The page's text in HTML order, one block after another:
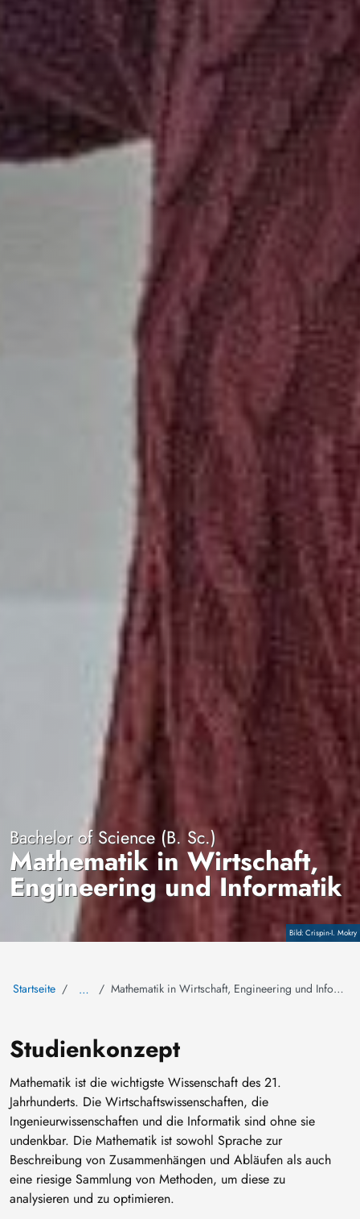
Copyright
Crispin-I. Mokry
Bachelor of Science (B. Sc.)
Mathematik in Wirtschaft,
Engineering und Informatik
Startseite … Mathematik in Wirtschaft, Engineering und Informatik
Studienkonzept
Mathematik ist die wichtigste Wissenschaft des 21.
Jahrhunderts. Die Wirtschaftswissenschaften, die
Ingenieurwissenschaften und die Informatik sind ohne sie
undenkbar. Die Mathematik ist sowohl Sprache zur
Beschreibung von Zusammenhängen und Abläufen als auch
eine riesige Sammlung von Methoden, um diese zu
analysieren und zu optimieren.